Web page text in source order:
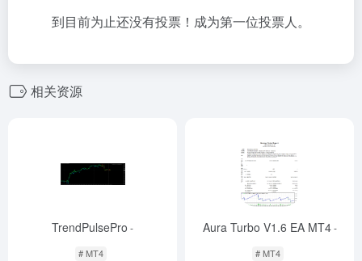
到目前为止还没有投票！成为第一位投票人。
相关资源
TrendPulsePro -
# MT4
Aura Turbo V1.6 EA MT4-
# MT4